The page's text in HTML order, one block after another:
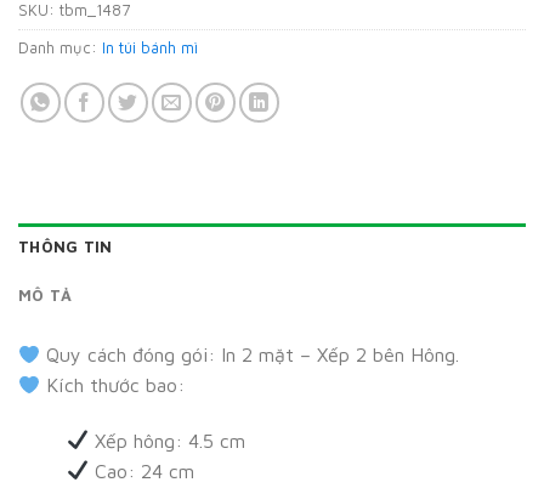
SKU: tbm_1487
Danh mục: In túi bánh mì
THÔNG TIN
MÔ TẢ
Quy cách đóng gói: In 2 mặt – Xếp 2 bên Hông.
Kích thước bao:
Xếp hông: 4.5 cm
Cao: 24 cm